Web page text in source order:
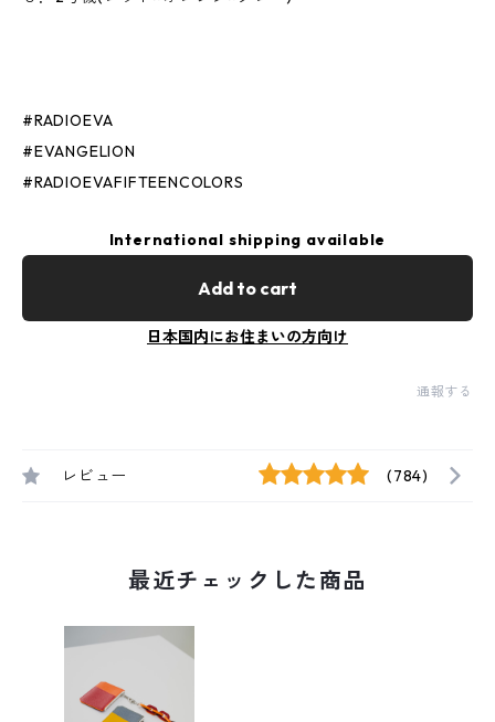
#RADIOEVA
#EVANGELION
#RADIOEVAFIFTEENCOLORS
International shipping available
Add to cart
日本国内にお住まいの方向け
通報する
レビュー (784)
最近チェックした商品